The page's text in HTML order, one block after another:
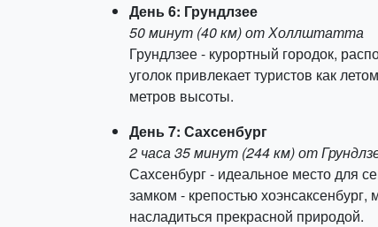
День 6: Грундлзее
50 минут (40 км) от Холлштатта
Грундлзее - курортный городок,
уголок привлекает туристов как
метров высоты.
День 7: Сахсенбург
2 часа 35 минут (244 км) от
Сахсенбург - идеальное место для
замком - крепостью
насладиться прекрасной природой.